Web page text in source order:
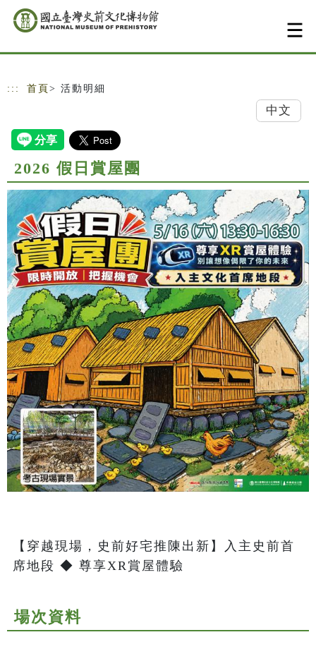
跳到主要內容
網站導覽
::: 首頁 > 活動明細
中文
2026 假日賞屋團
【穿越現場，史前好宅推陳出新】入主史前首
席地段 ◆ 尊享XR賞屋體驗
場次資料